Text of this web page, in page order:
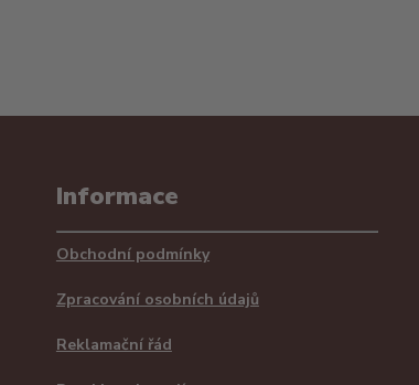
Informace
Obchodní podmínky
Zpracování osobních údajů
Reklamační řád